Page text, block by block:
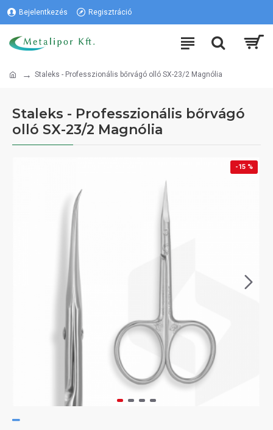
Bejelentkezés Regisztráció
Staleks - Professzionális bőrvágó olló SX-23/2 Magnólia
Staleks - Professzionális bőrvágó
olló SX-23/2 Magnólia
-15 %